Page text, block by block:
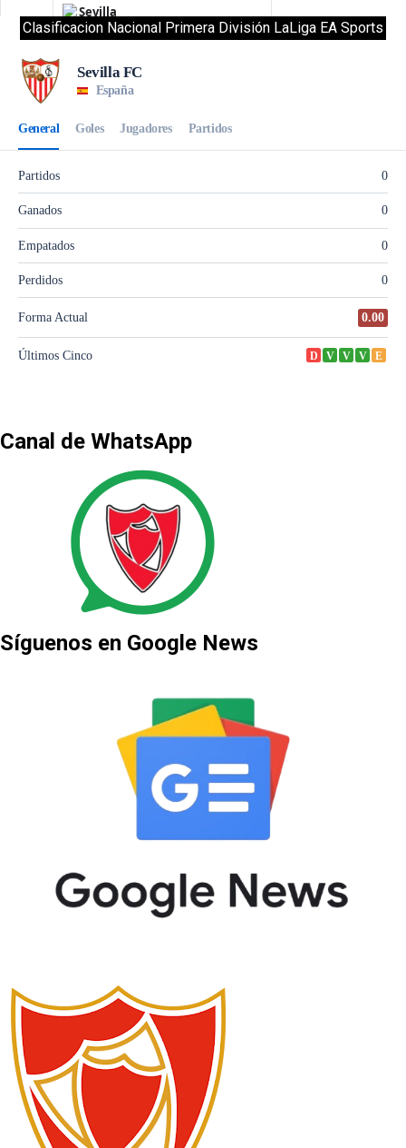
Clasificacion Nacional Primera División LaLiga EA Sports
Canal de WhatsApp
Síguenos en Google News